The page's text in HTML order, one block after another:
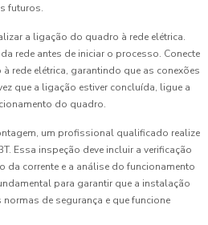
futuros.
a ligação do quadro à rede elétrica.
rede antes de iniciar o processo. Conecte
rede elétrica, garantindo que as conexões
que a ligação estiver concluída, ligue a
do quadro.
um profissional qualificado realize
Essa inspeção deve incluir a verificação
da corrente e a análise do funcionamento
para garantir que a instalação
de segurança e que funcione